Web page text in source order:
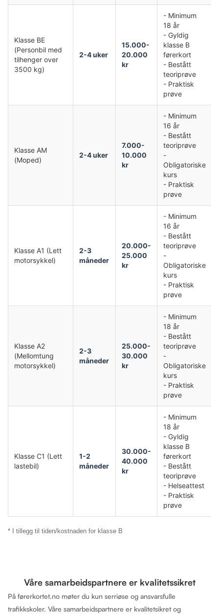
Klasse BE
(Personbil med
tilhenger over
3500 kg)
2-4 uker
15.000-
20.000
kr
- Minimum
18 år
- Gyldig
klasse B
førerkort
- Bestått
teoriprøve
- Praktisk
prøve
Klasse AM
(Moped)
2-4 uker
7.000-
10.000
kr
- Minimum
16 år
- Bestått
teoriprøve
-
Obligatoriske
kurs
- Praktisk
prøve
Klasse A1 (Lett
motorsykkel)
2-3
måneder
20.000-
25.000
kr
- Minimum
16 år
- Bestått
teoriprøve
-
Obligatoriske
kurs
- Praktisk
prøve
Klasse A2
(Mellomtung
motorsykkel)
2-3
måneder
25.000-
30.000
kr
- Minimum
18 år
- Bestått
teoriprøve
-
Obligatoriske
kurs
- Praktisk
prøve
Klasse C1 (Lett
lastebil)
1-2
måneder
30.000-
40.000
kr
- Minimum
18 år
- Gyldig
klasse B
førerkort
- Bestått
teoriprøve
- Helseattest
- Praktisk
prøve
* I tillegg til tiden/kostnaden for klasse B
Våre samarbeidspartnere er kvalitetssikret
På førerkortet.no møter du kun serriøse og ansvarsfulle
trafikkskoler. Våre samarbeidspartnere er kvalitetsikret og